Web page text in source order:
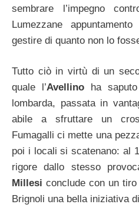
sembrare l’impegno
Lumezzane
gestire di quanto non lo
Tutto ciò in virtù di un
quale l’Avellinoha saputo
lombarda, passata in
abile a sfruttare un
Fumagalli ci mette una
poi i locali si scatenano: al
rigore dallo stesso
Millesi conclude con un
Brignoli una bella iniziativa di